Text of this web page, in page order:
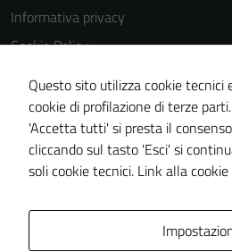
Informativa privacy
Cookie Policy
Note legali
Dichiarazione di accessibilità
Obiettivi di accessibilità
Piano di miglioramento del sito
Questo sito utilizza cookie tecnici
cookie di profilazione di terze
'Accetta tutti' si presta il
cliccando sul tasto 'Esci' si
soli cookie tecnici. Link alla